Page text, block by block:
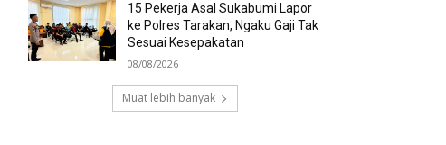
15 Pekerja Asal Sukabumi Lapor
ke Polres Tarakan, Ngaku Gaji Tak
Sesuai Kesepakatan
08/08/2026
Muat lebih banyak